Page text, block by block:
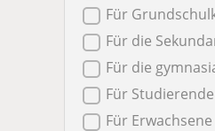
Für
Für die
Für die
Für Studierende
Für Erwachsene